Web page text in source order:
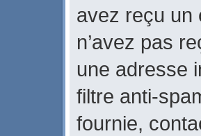
avez reçu un
n’avez pas
une adresse
filtre anti-
fournie,